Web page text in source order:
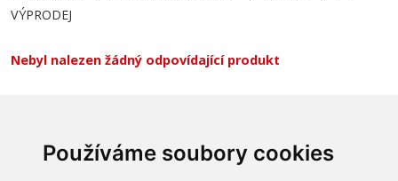
Používáme soubory cookies
VÝPRODEJ
Nebyl nalezen žádný odpovídající produkt
INFORMACE